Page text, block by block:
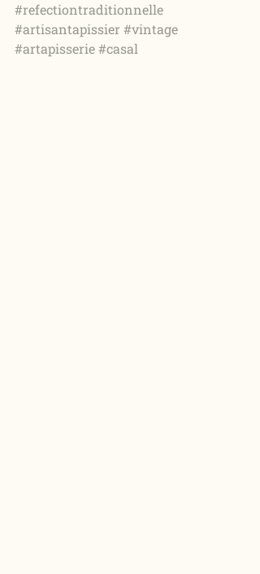
#refectiontraditionnelle
#artisantapissier #vintage
#artapisserie#casal